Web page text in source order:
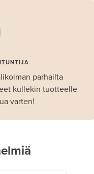
parhailta
kullekin tuotteelle
varten!